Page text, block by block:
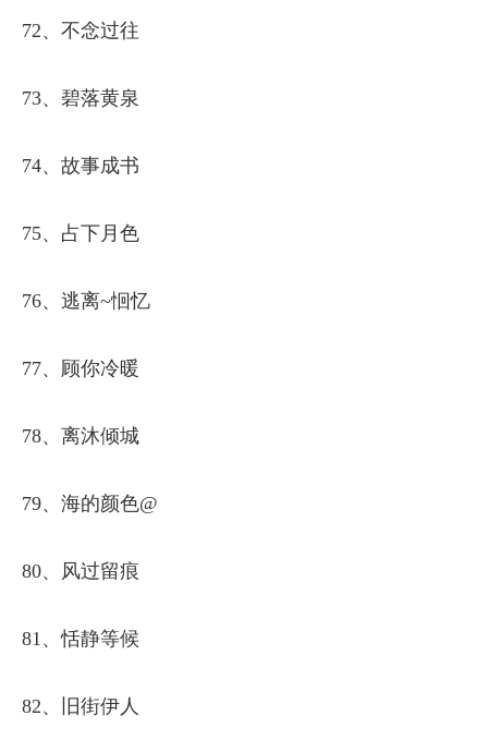
72、不念过往
73、碧落黄泉
74、故事成书
75、占下月色
76、逃离~恛忆
77、顾你冷暖
78、离沐倾城
79、海的颜色@
80、风过留痕
81、恬静等候
82、旧街伊人